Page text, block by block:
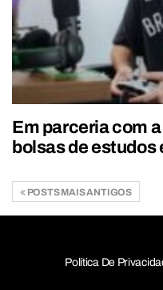
Em parceria com
bolsas de
POSTS MAIS ANTIGOS
Política De